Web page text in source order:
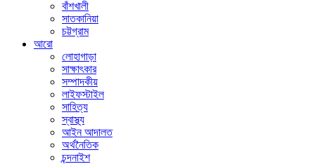
বাঁশখালী
সাতকানিয়া
চট্টগ্রাম
আরো
লোহাগাড়া
সাক্ষাৎকার
সম্পাদকীয়
লাইফস্টাইল
সাহিত্য
স্বাস্থ্য
আইন আদালত
অর্থনৈতিক
চন্দনাইশ